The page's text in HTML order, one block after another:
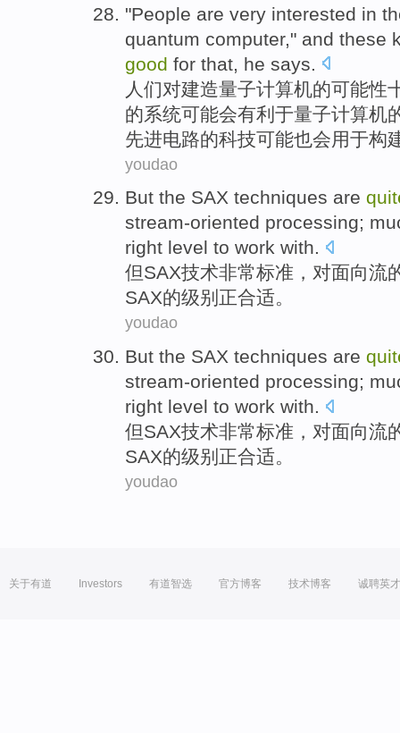
"People are very interested in
quantum computer," and these
good for that, he says
人们对建造量子计算机的可能性
的系统可能会有利于量子计算机
先进电路的科技可能也会用于构
youdao
But the SAX techniques are
stream-oriented processing;
right level to work with.
但SAX技术非常标准 ， 对面向流
SAX的级别 正合适。
youdao
But the SAX techniques are
stream-oriented processing;
right level to work with.
但SAX技术非常标准 ， 对面向流
SAX的级别 正合适。
youdao
关于有道 Investors 有道智选 官方博客 技术博客 诚聘英才